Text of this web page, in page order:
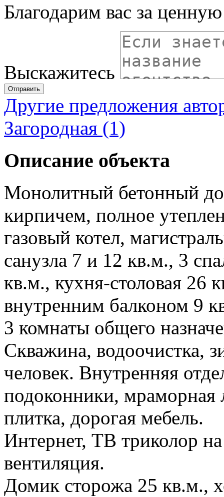
Благодарим вас за
Выскажитесь
Отправить
Другие предложения
Загородная (1)
Описание объекта
Монолитный бетонный
кирпичем, полное
газовый котел,
санузла 7 и 12 кв.м., 3
кв.м., кухня-столовая 26
внутренним балконом 9
3 комнаты общего
Скважина, водоочистка,
человек. Внутренняя
подоконники, мраморная
плитка, дорогая мебель.
Интернет, ТВ триколор
вентиляция.
Домик сторожа 25 кв.м.,